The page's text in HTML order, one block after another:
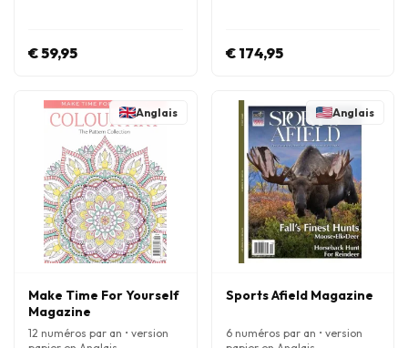
€ 59,95 € 174,95
Anglais
Make Time For Yourself
Magazine
12 numéros par an • version
Anglais
Sports Afield Magazine
6 numéros par an • version